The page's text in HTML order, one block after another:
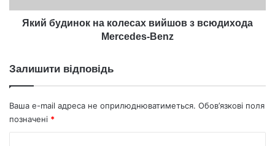
Benz
Який будинок на колесах вийшов з всюдихода
Mercedes-Benz
Залишити відповідь
Ваша e-mail адреса не оприлюднюватиметься. Обов’язкові поля
позначені *